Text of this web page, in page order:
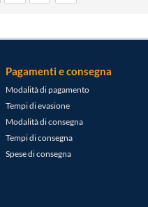
Pagamenti e consegna
Modalità di pagamento
Tempi di evasione
Modalità di consegna
Tempi di consegna
Spese di consegna